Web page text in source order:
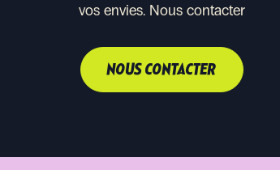
vos envies. Nous contacter
NOUS CONTACTER